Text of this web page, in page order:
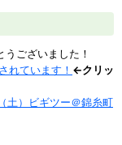
ございました！
れています！ ←クリッ
土）ビギツー＠錦糸町